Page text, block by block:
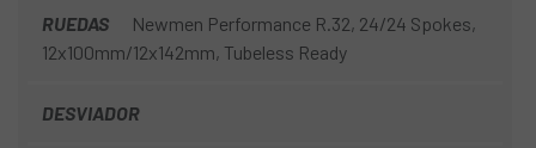
RUEDAS
Newmen Performance R.32, 24/24 Spokes,
12x100mm/12x142mm, Tubeless Ready
DESVIADOR